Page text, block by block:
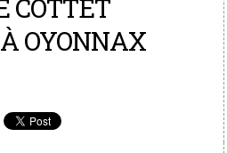
COTTET
OYONNAX